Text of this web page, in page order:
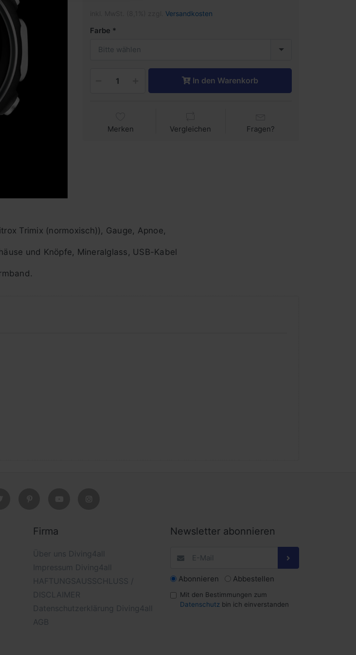
Versandkosten
Farbe
Bitte wählen
In den Warenkorb
Merken Vergleichen Fragen?
Trimix (normoxisch)), Gauge, Apnoe,
und Knöpfe, Mineralglass, USB-Kabel
Firma
Über uns Diving4all
Impressum Diving4all
HAFTUNGSAUSSCHLUSS /
DISCLAIMER
Datenschutzerklärung Diving4all
AGB
Newsletter abonnieren
Abonnieren Abbestellen
Mit den Bestimmungen zum
Datenschutz bin ich einverstanden